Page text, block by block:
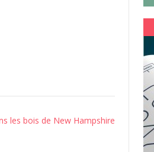
les bois de New Hampshire